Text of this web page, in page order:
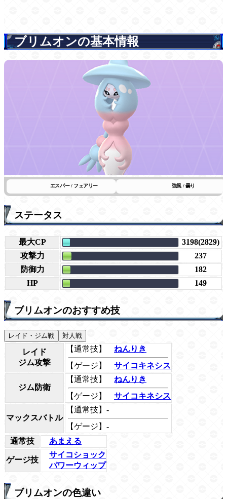
ブリムオンの基本情報
エスパー / フェアリー 強風 / 曇り
ステータス
最大CP
3198(2829)
攻撃力
237
防御力
182
HP
149
ブリムオンのおすすめ技
レイド・ジム戦 対人戦
レイド
ジム攻撃
【通常技】
ねんりき
【ゲージ】
サイコキネシス
ジム防衛
【通常技】
ねんりき
【ゲージ】
サイコキネシス
マックスバトル
【通常技】-
【ゲージ】-
通常技
あまえる
ゲージ技
サイコショック
パワーウィップ
ブリムオンの色違い